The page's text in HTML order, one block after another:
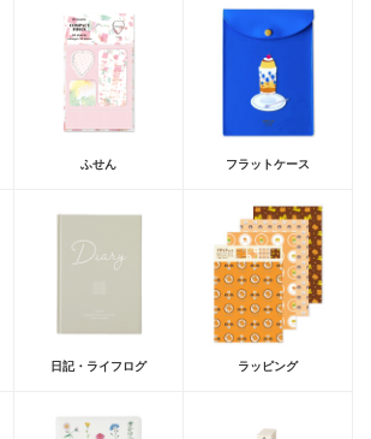
ふせん フラットケース
日記・ライフログ ラッピング